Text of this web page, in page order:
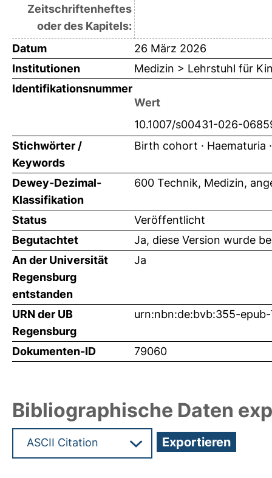
Zeitschriftenheftes
oder des Kapitels:
Datum
26 März 2026
Institutionen
Medizin > Lehrstuhl für
Identifikationsnummer
Wert
10.1007/s00431-026-
Stichwörter /
Keywords
Birth cohort · Haematuria
Dewey-Dezimal-
Klassifikation
600 Technik, Medizin,
Status
Veröffentlicht
Begutachtet
Ja, diese Version wurde
An der Universität
Regensburg
entstanden
Ja
URN der UB
Regensburg
urn:nbn:de:bvb:355-
Dokumenten-ID 79060
Bibliographische Daten